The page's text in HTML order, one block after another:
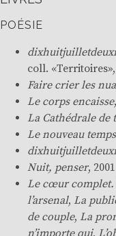
POÉSIE
coll. «Territoires
Faire crier les
Le corps encaisse
La Cathédrale de
Le nouveau
Nuit, penser, 2001
Le cœur complet.
l’arsenal, La
de couple, La